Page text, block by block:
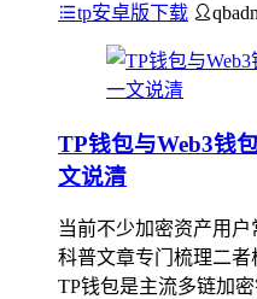
tp安卓版下载
TP钱包与Web3钱
文说清
当前不少加密资产用户
科普文章专门梳理二者
TP钱包是主流多链加